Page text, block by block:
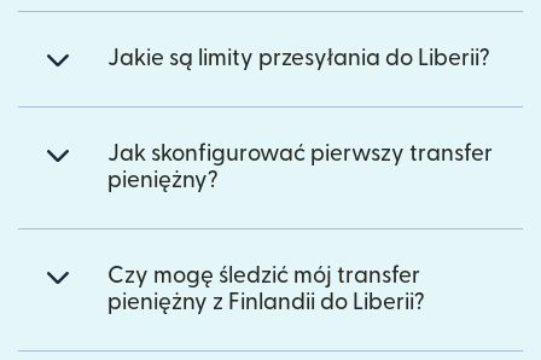
Jakie są limity przesyłania do Liberii?
Jak skonfigurować pierwszy transfer
pieniężny?
Czy mogę śledzić mój transfer
pieniężny z Finlandii do Liberii?